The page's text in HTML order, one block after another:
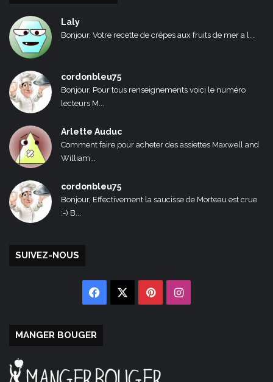
Laly
Bonjour, Votre recette de crêpes aux fruits de mer a l...
cordonbleu75
Bonjour, Pour tous renseignements voici le numéro
lecteurs M...
Arlette Auduc
Comment faire pour acheter des assiettes Maxwell and
William...
cordonbleu75
Bonjour, Effectivement la saucisse de Morteau est crue
:-) B...
SUIVEZ-NOUS
Facebook PinterestInstagram
MANGER BOUGER